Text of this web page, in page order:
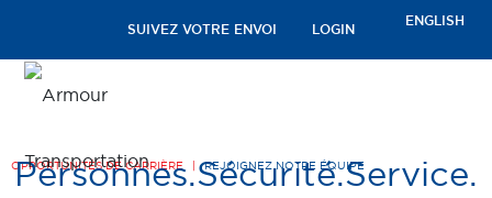
SUIVEZ VOTRE ENVOI LOGIN ENGLISH
Personnes.Sécurité.Service.
OPPORTUNITÉS DE CARRIÈRE | REJOIGNEZ NOTRE ÉQUIPE